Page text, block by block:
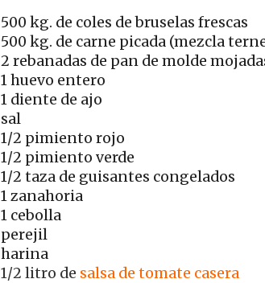
500 kg. de coles de bruselas frescas
500 kg. de carne picada (mezcla
2 rebanadas de pan de molde
1 huevo entero
1 diente de ajo
sal
1/2 pimiento rojo
1/2 pimiento verde
1/2 taza de guisantes congelados
1 zanahoria
1 cebolla
perejil
harina
1/2 litro de salsa de tomate casera